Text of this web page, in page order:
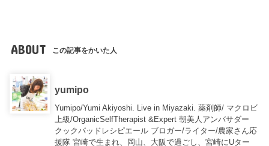
ABOUT この記事をかいた人
yumipo
Yumipo/Yumi Akiyoshi. Live in Miyazaki. 薬剤師/ マクロビ
上級/OrganicSelfTherapist &Expert 朝美人アンバサダー
クックパッドレシピエール ブロガー/ライター/農家さん応
援隊 宮崎で生まれ、岡山、大阪で過ごし、宮崎にUター